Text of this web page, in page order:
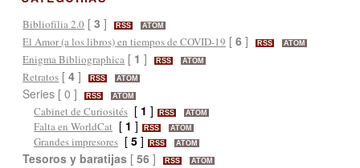
Bibliofília 2.0 [3 ] RSS ATOM
El Amor (a los libros) en tiempos de COVID-19 [6 ] RSS ATOM
Enigma Bibliographica [ 1 ] RSS ATOM
Retratos [4 ] RSS ATOM
Series [ 0 ] RSS ATOM
Cabinet de Curiosités [ 1 ] RSS ATOM
Falta en WorldCat [ 1 ] RSS ATOM
Grandes impresores [5 ] RSS ATOM
Tesoros y baratijas [56 ] RSS ATOM